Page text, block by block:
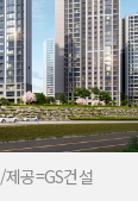
공=GS건설